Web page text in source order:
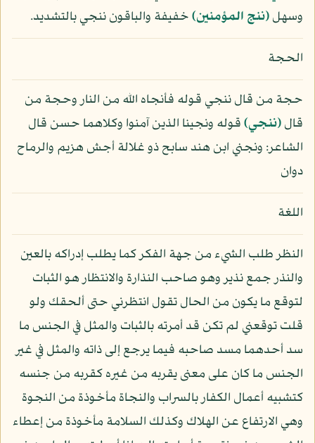
وسهل﴿ننج المؤمنين﴾خفيفة والباقون ننجي بالتشديد.
الحجة
حجة من قال ننجي قوله فأنجاه الله من النار وحجة من
قال﴿ننجي﴾قوله ونجينا الذين آمنوا وكلاهما حسن قال
الشاعر: ونجني ابن هند سابح ذو غلالة أجش هزيم والرماح
دوان
اللغة
النظر طلب الشيء من جهة الفكر كما يطلب إدراكه بالعين
والنذر جمع نذير وهو صاحب النذارة والانتظار هو الثبات
لتوقع ما يكون من الحال تقول انتظرني حتى ألحقك ولو
قلت توقعني لم تكن قد أمرته بالثبات والمثل في الجنس ما
سد أحدهما مسد صاحبه فيما يرجع إلى ذاته والمثل في غير
الجنس ما كان على معنى يقربه من غيره كقربه من جنسه
كتشبيه أعمال الكفار بالسراب والنجاة مأخوذة من النجوة
وهي الارتفاع عن الهلاك وكذلك السلامة مأخوذة من إعطاء